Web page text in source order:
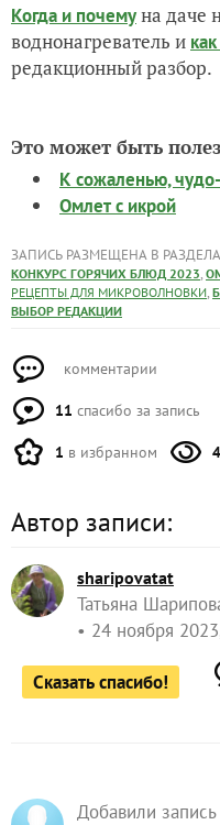
Когда и почемуна даче
воднонагреватель и
редакционный разбор.
Это может быть
К сожаленью,
Омлет с икрой
ЗАПИСЬ РАЗМЕЩЕНА В
КОНКУРС ГОРЯЧИХ БЛЮД 2023,
РЕЦЕПТЫ ДЛЯ МИКРОВОЛНОВКИ,
ВЫБОР РЕДАКЦИИ
комментарии
11 спасибо за запись
1 в избранном
Автор записи:
sharipovatat
Татьяна
24 ноября
Сказать спасибо!
Добавили